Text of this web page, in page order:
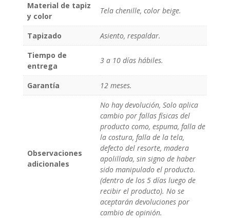
Material de tapiz
y color
Tela chenille, color beige.
Tapizado
Asiento, respaldar.
Tiempo de
entrega
3 a 10 días hábiles.
Garantía 12 meses.
Observaciones
adicionales
No hay devolución, Solo aplica
cambio por fallas físicas del
producto como, espuma, falla de
la costura, falla de la tela,
defecto del resorte, madera
apolillada, sin signo de haber
sido manipulado el producto.
(dentro de los 5 días luego de
recibir el producto). No se
aceptarán devoluciones por
cambio de opinión.